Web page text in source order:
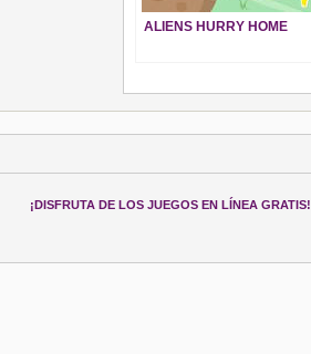
ALIENS HURRY HOME
¡DISFRUTA DE LOS JUEGOS EN LÍNEA GRATIS!